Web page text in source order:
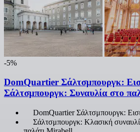
-5%
DomQuartier Σάλτσμπουργκ:
Σάλτσμπουργκ: Συναυλία στο
DomQuartier Σάλτσμπουργκ:
Σάλτσμπουργκ: Κλασική